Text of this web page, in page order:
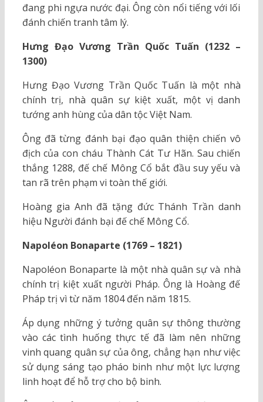
đang phi ngựa nước đại. Ông còn nổi tiếng với lối
đánh chiến tranh tâm lý.
Hưng Đạo Vương Trần Quốc Tuấn (1232 –
1300)
Hưng Đạo Vương Trần Quốc Tuấn là một nhà
chính trị, nhà quân sự kiệt xuất, một vị danh
tướng anh hùng của dân tộc Việt Nam.
Ông đã từng đánh bại đạo quân thiện chiến vô
địch của con cháu Thành Cát Tư Hãn. Sau chiến
thắng 1288, đế chế Mông Cổ bắt đầu suy yếu và
tan rã trên phạm vi toàn thế giới.
Hoàng gia Anh đã tặng đức Thánh Trần danh
hiệu Người đánh bại đế chế Mông Cổ.
Napoléon Bonaparte (1769 – 1821)
Napoléon Bonaparte là một nhà quân sự và nhà
chính trị kiệt xuất người Pháp. Ông là Hoàng đế
Pháp trị vì từ năm 1804 đến năm 1815.
Áp dụng những ý tưởng quân sự thông thường
vào các tình huống thực tế đã làm nên những
vinh quang quân sự của ông, chẳng hạn như việc
sử dụng sáng tạo pháo binh như một lực lượng
linh hoạt để hỗ trợ cho bộ binh.